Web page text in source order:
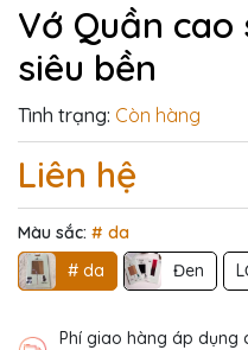
Vớ Quần cao
siêu bền
Tình trạng: Còn hàng
Liên hệ
Màu sắc: # da
# da
Đen
Phí giao hàng áp dụng